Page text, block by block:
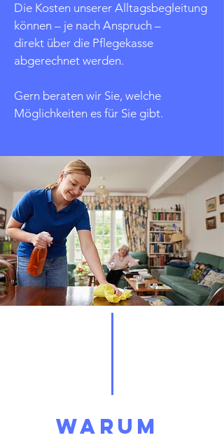
Die Kosten unserer Alltagsbegleitung
können – je nach Anspruch –
direkt über die Pflegekasse
abgerechnet werden.
Gern beraten wir Sie, welche
Möglichkeiten es für Sie gibt.
WARUM